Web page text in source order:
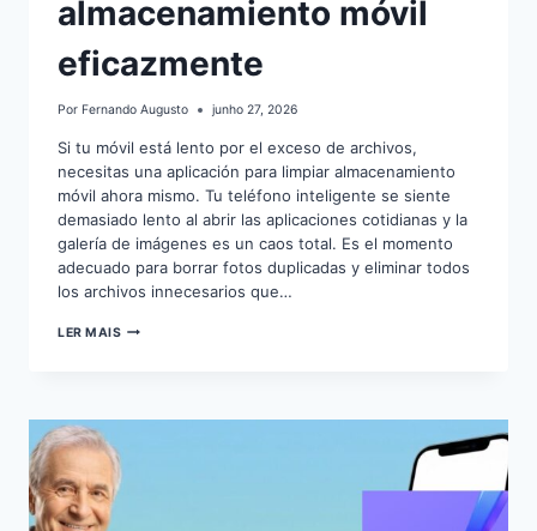
almacenamiento móvil
eficazmente
Por Fernando Augusto junho 27, 2026
Si tu móvil está lento por el exceso de archivos,
necesitas una aplicación para limpiar almacenamiento
móvil ahora mismo. Tu teléfono inteligente se siente
demasiado lento al abrir las aplicaciones cotidianas y la
galería de imágenes es un caos total. Es el momento
adecuado para borrar fotos duplicadas y eliminar todos
los archivos innecesarios que…
LER MAISGUÍA
MÓVIL